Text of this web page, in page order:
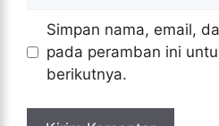
Simpan nama, email,
pada peramban ini
berikutnya.